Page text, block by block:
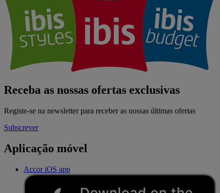
Receba as nossas ofertas exclusivas
Registe-se na newsletter para receber as nossas últimas ofertas
Subscrever
Aplicação móvel
Accor iOS app